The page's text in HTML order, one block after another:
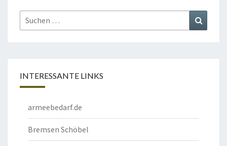
Suchen
nach:
INTERESSANTE LINKS
armeebedarf.de
Bremsen Schöbel